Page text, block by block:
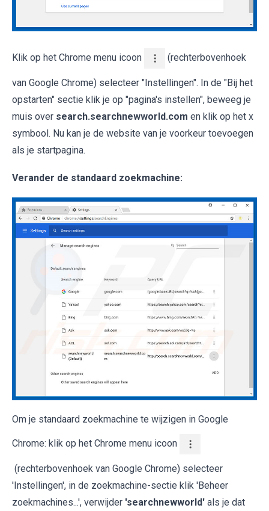
Klik op het Chrome menu icoon (rechterbovenhoek
van Google Chrome) selecteer "Instellingen". In de "Bij het
opstarten" sectie klik je op "pagina's instellen", beweeg je
muis over search.searchnewworld.com en klik op het x
symbool. Nu kan je de website van je voorkeur toevoegen
als je startpagina.
Verander de standaard zoekmachine:
Om je standaard zoekmachine te wijzigen in Google
Chrome: klik op het Chrome menu icoon
(rechterbovenhoek van Google Chrome) selecteer
'Instellingen', in de zoekmachine-sectie klik 'Beheer
zoekmachines...', verwijder 'searchnewworld' als je dat